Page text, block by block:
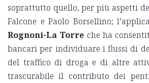
soprattutto quello, per più aspetti
Falcone e Paolo Borsellino;
Rognoni-La Torre che ha
bancari per individuare i flussi di
del traffico di droga e di altre
trascurabile il contributo dei